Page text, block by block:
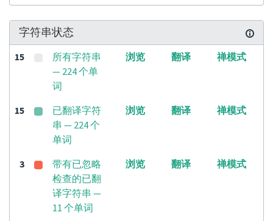
字符串状态
15
所有字符串
— 224 个单
词
浏览 翻译 禅模式
15
已翻译字符
串 — 224 个
单词
浏览 翻译 禅模式
3
带有已忽略
检查的已翻
译字符串 —
11 个单词
浏览 翻译 禅模式